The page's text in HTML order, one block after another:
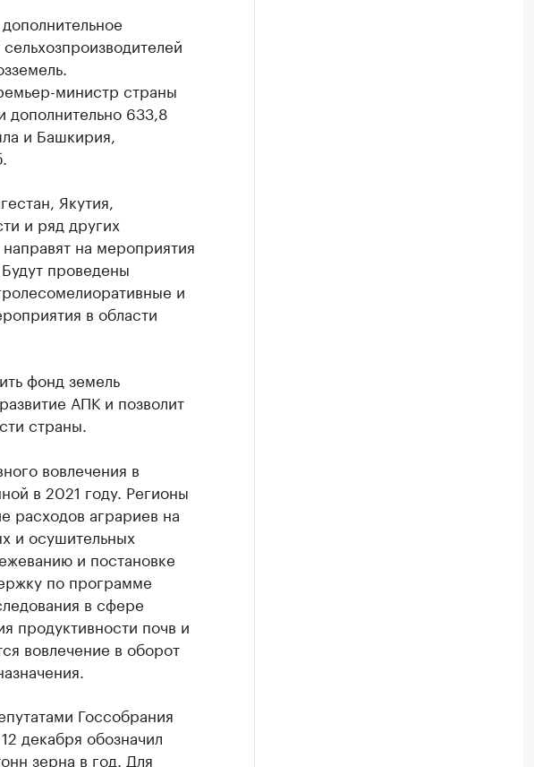
министр страны
633,8
и Башкирия,
Якутия,
и ряд других
на мероприятия
проведены
и
в области
фонд земель
АПК и позволит
страны.
вовлечения в
в 2021 году. Регионы
расходов аграриев на
и осушительных
и постановке
по программе
в сфере
продуктивности почв и
вовлечение в оборот
Госсобрания
декабря обозначил
зерна в год. Для